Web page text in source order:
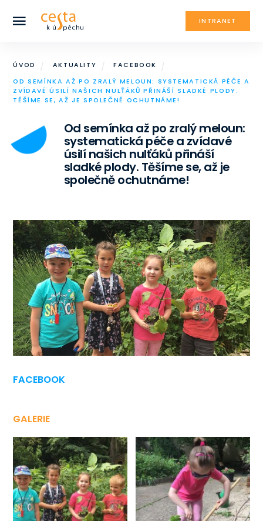
INTRANET
ÚVOD AKTUALITY
FACEBOOK
OD SEMÍNKA AŽ PO ZRALÝ MELOUN: SYSTEMATICKÁ PÉČE A
ZVÍDAVÉ ÚSILÍ NAŠICH NULŤÁKŮ PŘINÁŠÍ SLADKÉ PLODY.
TĚŠÍME SE, AŽ JE SPOLEČNĚ OCHUTNÁME!
Od semínka až po zralý meloun:
systematická péče a zvídavé
úsilí našich nulťáků přináší
sladké plody. Těšíme se, až je
společně ochutnáme!
FACEBOOK
GALERIE